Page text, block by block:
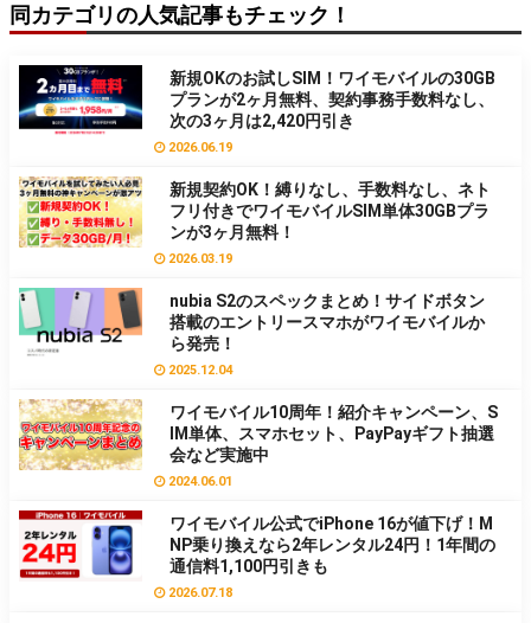
同カテゴリの人気記事もチェック！
新規OKのお試しSIM！ワイモバイルの30GB
プランが2ヶ月無料、契約事務手数料なし、
次の3ヶ月は2,420円引き
2026.06.19
新規契約OK！縛りなし、手数料なし、ネト
フリ付きでワイモバイルSIM単体30GBプラ
ンが3ヶ月無料！
2026.03.19
nubia S2のスペックまとめ！サイドボタン
搭載のエントリースマホがワイモバイルか
ら発売！
2025.12.04
ワイモバイル10周年！紹介キャンペーン、S
IM単体、スマホセット、PayPayギフト抽選
会など実施中
2024.06.01
ワイモバイル公式でiPhone 16が値下げ！M
NP乗り換えなら2年レンタル24円！1年間の
通信料1,100円引きも
2026.07.18